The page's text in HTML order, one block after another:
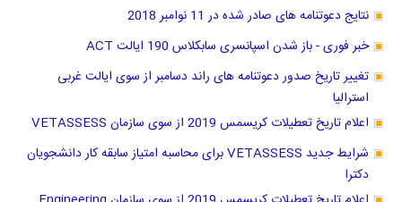
نتایج دعوتنامه های صادر شده در 11 نوامبر 2018
خبر فوری - باز شدن اسپانسری سابکلاس 190 ایالت ACT
تغییر تاریخ صدور دعوتنامه های راند دسامبر از سوی ایالت غربی
استرالیا
اعلام تاریخ تعطیلات کریسمس 2019 از سوی سازمان VETASSESS
شرایط جدید VETASSESS برای محاسبه امتیاز سابقه کار دانشجویان
دکترا